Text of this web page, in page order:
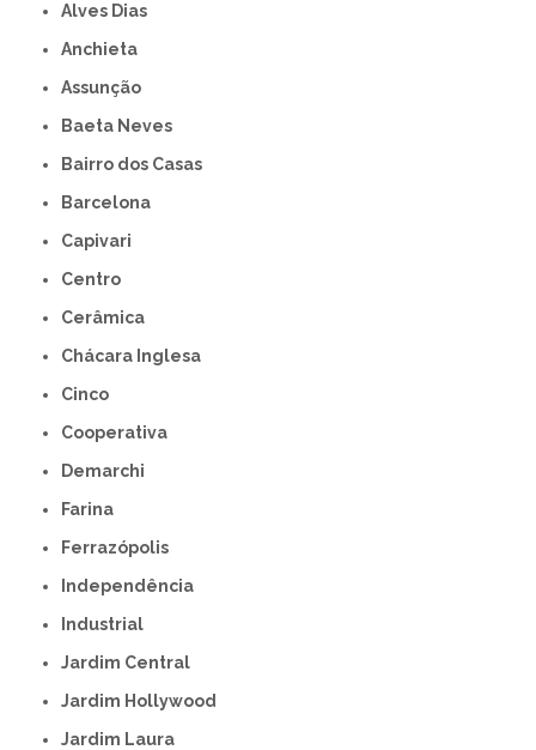
Alves Dias
Anchieta
Assunção
Baeta Neves
Bairro dos Casas
Barcelona
Capivari
Centro
Cerâmica
Chácara Inglesa
Cinco
Cooperativa
Demarchi
Farina
Ferrazópolis
Independência
Industrial
Jardim Central
Jardim Hollywood
Jardim Laura